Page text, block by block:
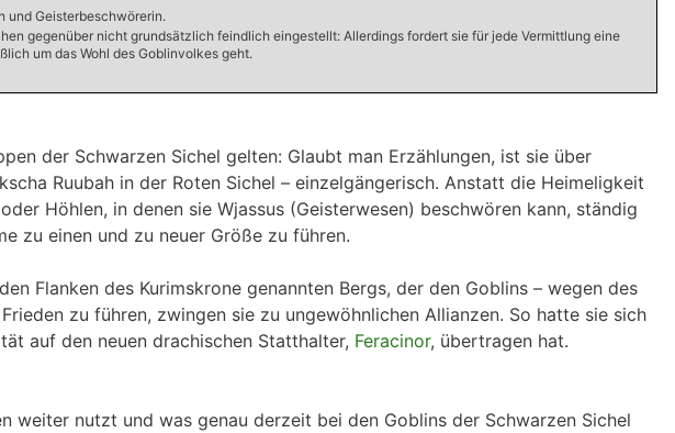
und Geisterbeschwörerin.
gegenüber nicht grundsätzlich feindlich eingestellt: Allerdings fordert sie für jede Vermittlung eine
um das Wohl des Goblinvolkes geht.
der Schwarzen Sichel gelten: Glaubt man Erzählungen, ist sie über
Ruubah in der Roten Sichel – einzelgängerisch. Anstatt die Heimeligkeit
Höhlen, in denen sie Wjassus (Geisterwesen) beschwören kann, ständig
zu einen und zu neuer Größe zu führen.
Flanken des Kurimskrone genannten Bergs, der den Goblins – wegen des
zu führen, zwingen sie zu ungewöhnlichen Allianzen. So hatte sie sich
auf den neuen drachischen Statthalter, Feracinor, übertragen hat.
nutzt und was genau derzeit bei den Goblins der Schwarzen Sichel